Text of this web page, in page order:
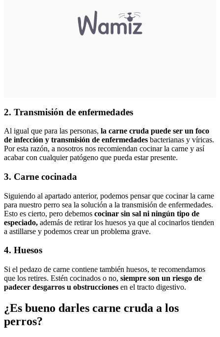
2. Transmisión de enfermedades
Al igual que para las personas, la carne cruda puede ser un foco
de infección y transmisión de enfermedades bacterianas y víricas.
Por esta razón, a nosotros nos recomiendan cocinar la carne y así
acabar con cualquier patógeno que pueda estar presente.
3. Carne cocinada
Siguiendo al apartado anterior, podemos pensar que cocinar la carne
para nuestro perro sea la solución a la transmisión de enfermedades.
Esto es cierto, pero debemos cocinar sin sal ni ningún tipo de
especiado, además de retirar los huesos ya que al cocinarlos tienden
a astillarse y podemos crear un problema grave.
4. Huesos
Si el pedazo de carne contiene también huesos, te recomendamos
que los retires. Estén cocinados o no, siempre son un riesgo de
padecer desgarros u obstrucciones en el tracto digestivo.
¿Es bueno darles carne cruda a los
perros?